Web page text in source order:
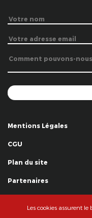
Mentions Légales
CGU
Plan du site
Partenaires
Les cookies assurent